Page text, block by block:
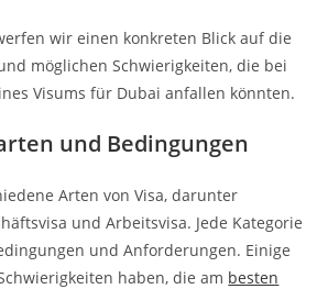
wir einen konkreten Blick auf die
möglichen Schwierigkeiten, die bei
Visums für Dubai anfallen könnten.
und Bedingungen
Arten von Visa, darunter
und Arbeitsvisa. Jede Kategorie
und Anforderungen. Einige
haben, die am besten